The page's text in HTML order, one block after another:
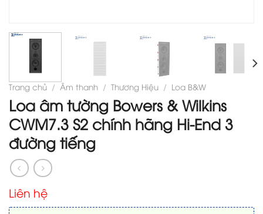
Trang chủ / Âm thanh / Thương Hiệu / Loa B&W
Loa âm tường Bowers & Wilkins
CWM7.3 S2 chính hãng Hi-End 3
đường tiếng
Liên hệ